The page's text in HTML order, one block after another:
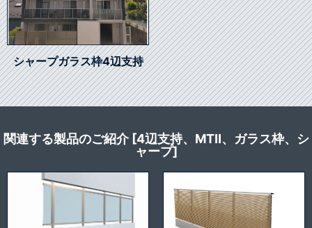
シャープガラス枠4辺支持
関連する製品のご紹介 [4辺支持、MTⅡ、ガラス枠、シ
ャープ]